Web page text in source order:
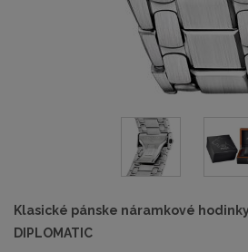
Klasické pánske náramkové
DIPLOMATIC